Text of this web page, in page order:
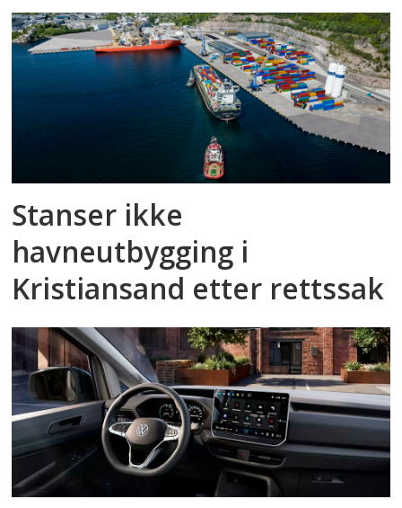
Stanser ikke
havneutbygging i
Kristiansand etter rettssak